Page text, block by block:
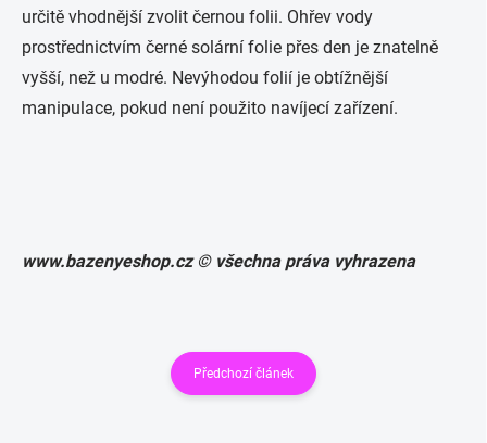
určitě vhodnější zvolit černou folii. Ohřev vody
prostřednictvím černé solární folie přes den je znatelně
vyšší, než u modré. Nevýhodou folií je obtížnější
manipulace, pokud není použito navíjecí zařízení.
www.bazenyeshop.cz © všechna práva vyhrazena
Předchozí článek